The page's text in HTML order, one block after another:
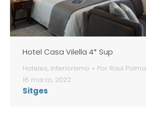
Hotel Casa Vilella 4* Sup
Hoteles, Interiorismo Por Raul Palma
16 marzo, 2022
Sitges